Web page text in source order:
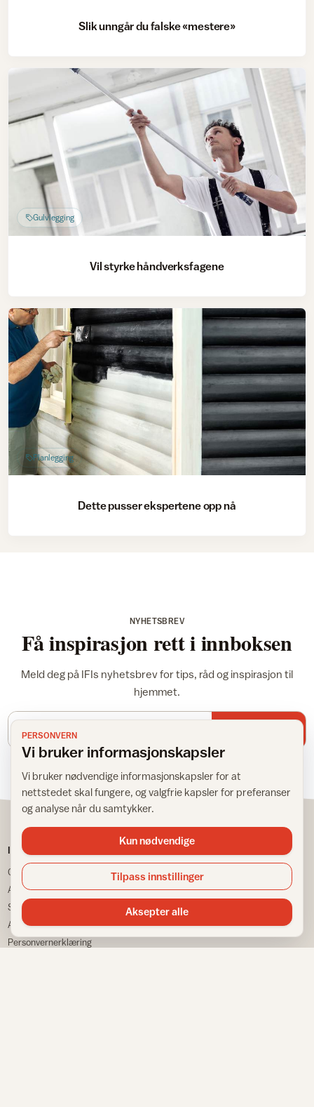
Slik unngår du falske «mestere»
Gulvlegging
Vil styrke håndverksfagene
Planlegging
Dette pusser ekspertene opp nå
NYHETSBREV
Få inspirasjon rett i innboksen
Meld deg på IFIs nyhetsbrev for tips, råd og inspirasjon til
hjemmet.
E-postadresse
IFI
Om IFI
Ansatte
Samarbeidspartnere
Annonsere
Personvernerklæring
TJENESTER
Spør Frida
Bransjestatistikk
Finn din nærmeste
Huskeliste
PERSONVERN
Vi bruker informasjonskapsler
Vi bruker nødvendige informasjonskapsler for at
nettstedet skal fungere, og valgfrie kapsler for preferanser
og analyse når du samtykker.
Kun nødvendige
Tilpass innstillinger
Aksepter alle